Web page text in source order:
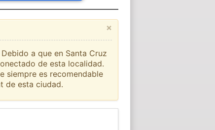
×
a que en Santa Cruz
de esta localidad.
siempre es recomendable
de esta ciudad.